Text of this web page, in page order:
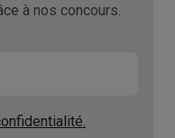
à nos concours.